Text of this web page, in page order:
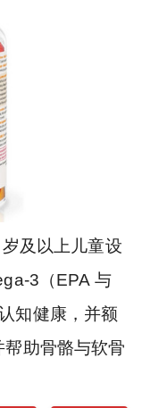
及以上儿童设
3（EPA 与
知健康，并额
助骨骼与软骨